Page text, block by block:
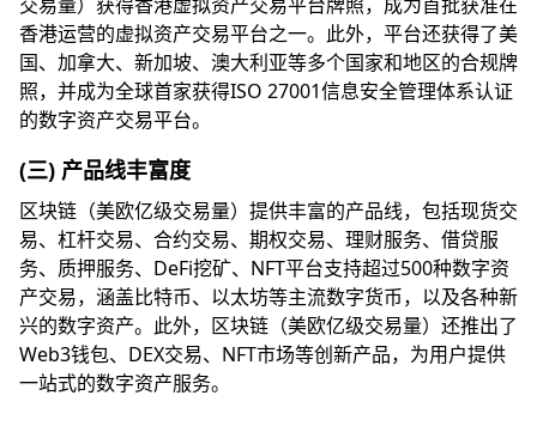
香港运营的虚拟资产交易平台之一。此外，平台还获得了美
国、加拿大、新加坡、澳大利亚等多个国家和地区的合规牌
照，并成为全球首家获得ISO 27001信息安全管理体系认证
的数字资产交易平台。
(三) 产品线丰富度
区块链（美欧亿级交易量）提供丰富的产品线，包括现货交
易、杠杆交易、合约交易、期权交易、理财服务、借贷服
务、质押服务、DeFi挖矿、NFT平台支持超过500种数字资
产交易，涵盖比特币、以太坊等主流数字货币，以及各种新
兴的数字资产。此外，区块链（美欧亿级交易量）还推出了
Web3钱包、DEX交易、NFT市场等创新产品，为用户提供
一站式的数字资产服务。